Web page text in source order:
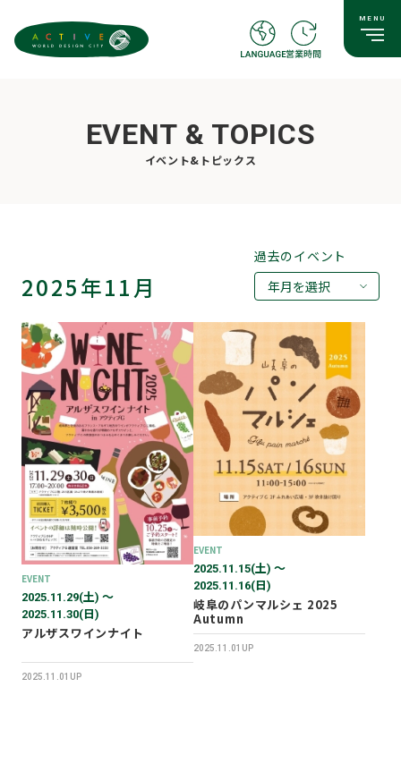
EVENT & TOPICS
イベント&トピックス
2025年11月
過去のイベント
年月を選択
2026年07月
2026年05月
2026年03月
2026年02月
2025年12月
2025年11月
2025年10月
2025年07月
EVENT
2025.11.29(土) 〜
2025.11.30(日)
アルザスワインナイト
2025.11.01UP
EVENT
2025.11.15(土) 〜
2025.11.16(日)
岐阜のパンマルシェ 2025
Autumn
2025.11.01UP